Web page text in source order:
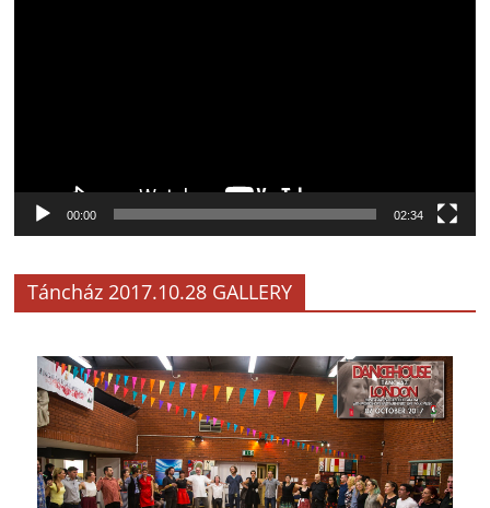
00:00 02:34
Táncház 2017.10.28 GALLERY